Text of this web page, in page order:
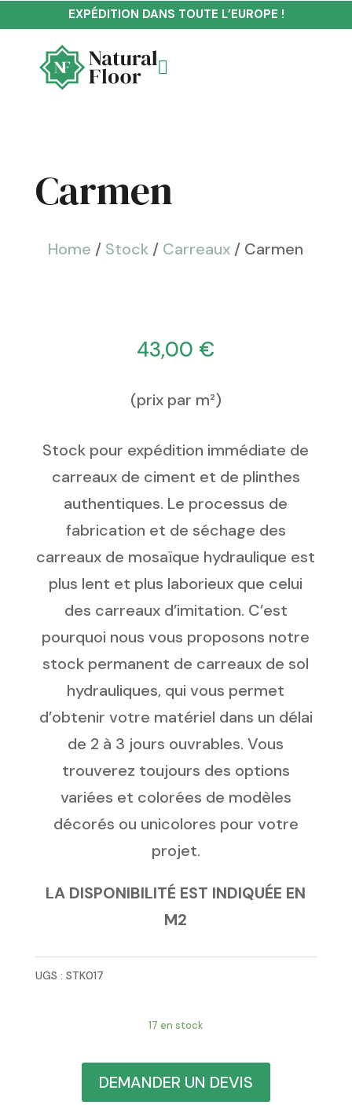
EXPÉDITION DANS TOUTE L’EUROPE !

Carmen
Home / Stock / Carreaux / Carmen
43,00 €
(prix par m²)
Stock pour expédition immédiate de
carreaux de ciment et de plinthes
authentiques. Le processus de
fabrication et de séchage des
carreaux de mosaïque hydraulique est
plus lent et plus laborieux que celui
des carreaux d’imitation. C’est
pourquoi nous vous proposons notre
stock permanent de carreaux de sol
hydrauliques, qui vous permet
d’obtenir votre matériel dans un délai
de 2 à 3 jours ouvrables. Vous
trouverez toujours des options
variées et colorées de modèles
décorés ou unicolores pour votre
projet.
LA DISPONIBILITÉ EST INDIQUÉE EN
M2
UGS : STK017
17 en stock
DEMANDER UN DEVIS